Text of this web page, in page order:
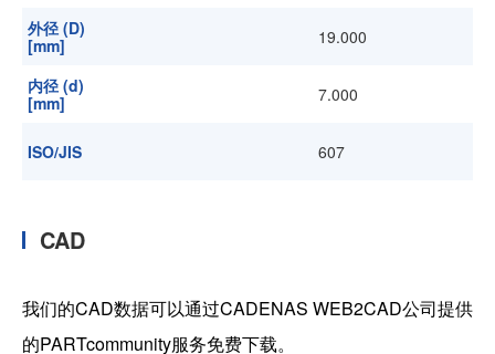
外径 (D)
[mm]
19.000
内径 (d)
[mm]
7.000
ISO/JIS 607
CAD
我们的CAD数据可以通过CADENAS WEB2CAD公司提供
的PARTcommunity服务免费下载。